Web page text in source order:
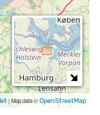
eigener
HOBIE-CAT-
alle Klassen.
|Map data ©OpenStreetMap